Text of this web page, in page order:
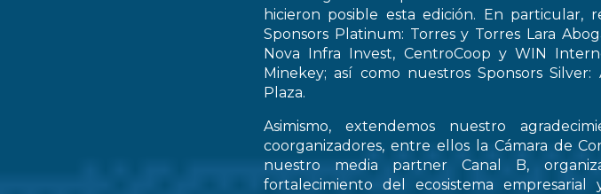
hicieron posible esta edición. En particular,
Sponsors Platinum: Torres y Torres Lara
Nova Infra Invest, CentroCoop y WIN
Minekey; así como nuestros Sponsors
Plaza.
Asimismo, extendemos nuestro
coorganizadores, entre ellos la Cámara de
nuestro media partner Canal B,
fortalecimiento del ecosistema